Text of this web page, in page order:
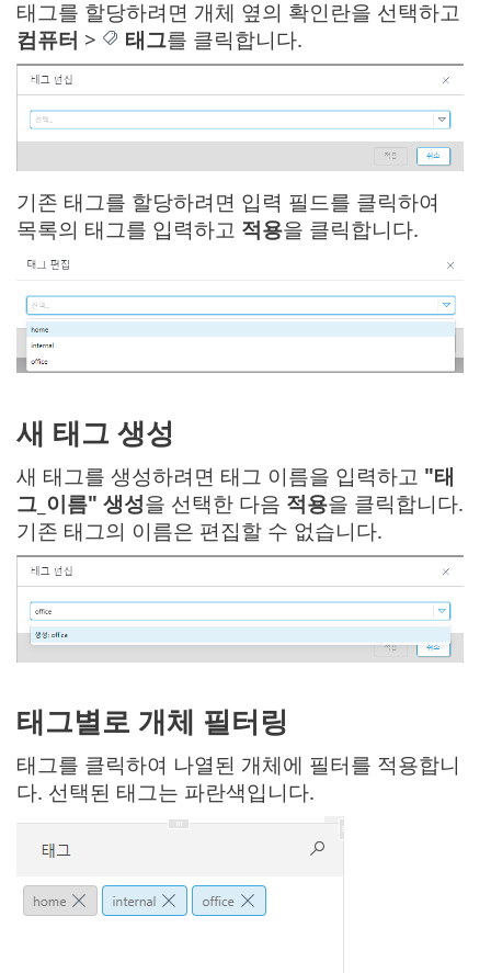
태그를 할당하려면 개체 옆의 확인란을 선택하고
컴퓨터 > 태그를 클릭합니다.
기존 태그를 할당하려면 입력 필드를 클릭하여
목록의 태그를 입력하고 적용을 클릭합니다.
새 태그 생성
새 태그를 생성하려면 태그 이름을 입력하고 "태
그_이름" 생성을 선택한 다음 적용을 클릭합니다.
기존 태그의 이름은 편집할 수 없습니다.
태그별로 개체 필터링
태그를 클릭하여 나열된 개체에 필터를 적용합니
다. 선택된 태그는 파란색입니다.